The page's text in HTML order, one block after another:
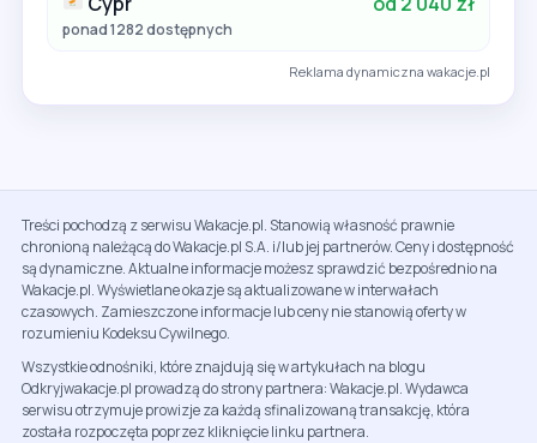
ponad 1282 dostępnych
Reklama dynamiczna wakacje.pl
Treści pochodzą z serwisu Wakacje.pl. Stanowią własność prawnie
chronioną należącą do Wakacje.pl S.A. i/lub jej partnerów. Ceny i dostępność
są dynamiczne. Aktualne informacje możesz sprawdzić bezpośrednio na
Wakacje.pl. Wyświetlane okazje są aktualizowane w interwałach
czasowych. Zamieszczone informacje lub ceny nie stanowią oferty w
rozumieniu Kodeksu Cywilnego.
Wszystkie odnośniki, które znajdują się w artykułach na blogu
Odkryjwakacje.pl prowadzą do strony partnera: Wakacje.pl. Wydawca
serwisu otrzymuje prowizje za każdą sfinalizowaną transakcję, która
została rozpoczęta poprzez kliknięcie linku partnera.